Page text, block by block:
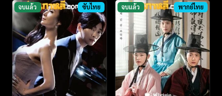
จบแล้ว ซับไทย จบแล้ว พากย์ไทย